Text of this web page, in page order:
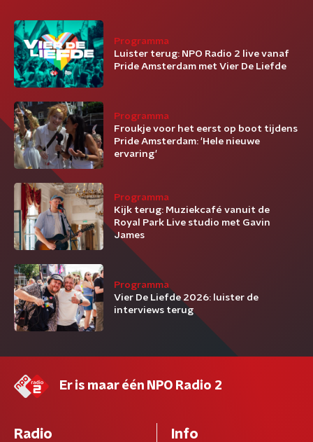
Programma
Luister terug: NPO Radio 2 live vanaf
Pride Amsterdam met Vier De Liefde
Programma
Froukje voor het eerst op boot tijdens
Pride Amsterdam: 'Hele nieuwe
ervaring'
Programma
Kijk terug: Muziekcafé vanuit de
Royal Park Live studio met Gavin
James
Programma
Vier De Liefde 2026: luister de
interviews terug
Er is maar één NPO Radio 2
Radio Info